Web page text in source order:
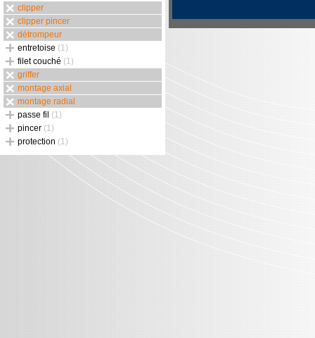
clipper
clipper pincer
détrompeur
entretoise (1)
filet couché (1)
griffer
montage axial
montage radial
passe fil (1)
pincer (1)
protection (1)